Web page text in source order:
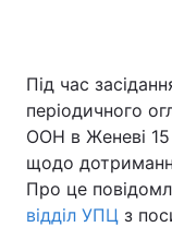
Під час
періодичного
ООН в Женеві 15
щодо
Про це
відділ УПЦ з